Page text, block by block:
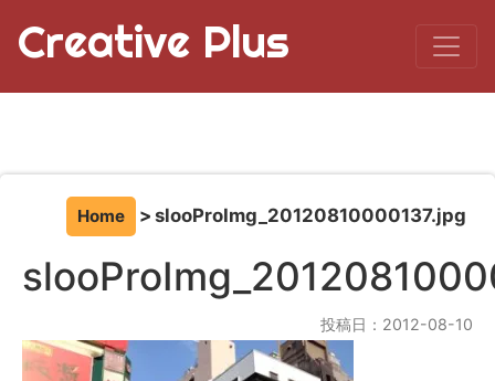
Creative Plus
Home slooProImg_20120810000137.jpg
投稿日：2012-08-10